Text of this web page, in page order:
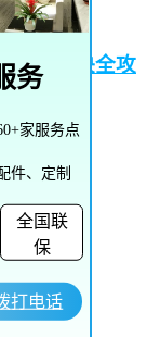
起雾解决全攻
务
家服务点
件、定制
全国联
保
打电话